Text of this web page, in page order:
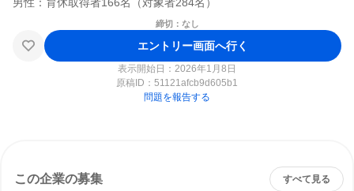
締切：なし
エントリー画面へ行く
表示開始日：2026年1月8日
原稿ID： 51121afcb9d605b1
問題を報告する
この企業の募集 すべて見る